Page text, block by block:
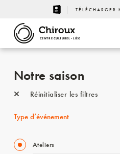
TÉLÉCHARGER
CENTRE CULTUREL - LIÈGE
Notre saison
Réinitialiser les filtres
Type d’événement
Ateliers